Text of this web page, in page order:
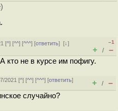
[^] [^^] [^^^] [ответить][↓]
–1
+ / –
кто не в курсе им пофигу.
2021 [^] [^^] [^^^] [ответить]
+ / –
случайно?